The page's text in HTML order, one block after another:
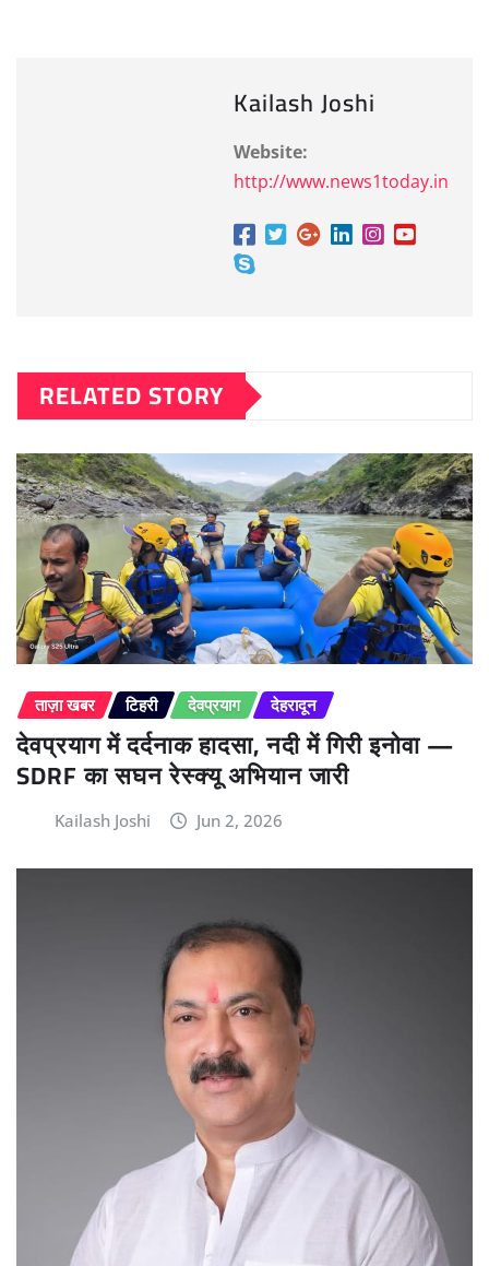
Kailash Joshi
Website:
http://www.news1today.in
RELATED STORY
ताज़ा खबर टिहरी देवप्रयाग देहरादून
देवप्रयाग में दर्दनाक हादसा, नदी में गिरी इनोवा —
SDRF का सघन रेस्क्यू अभियान जारी
Kailash Joshi Jun 2, 2026